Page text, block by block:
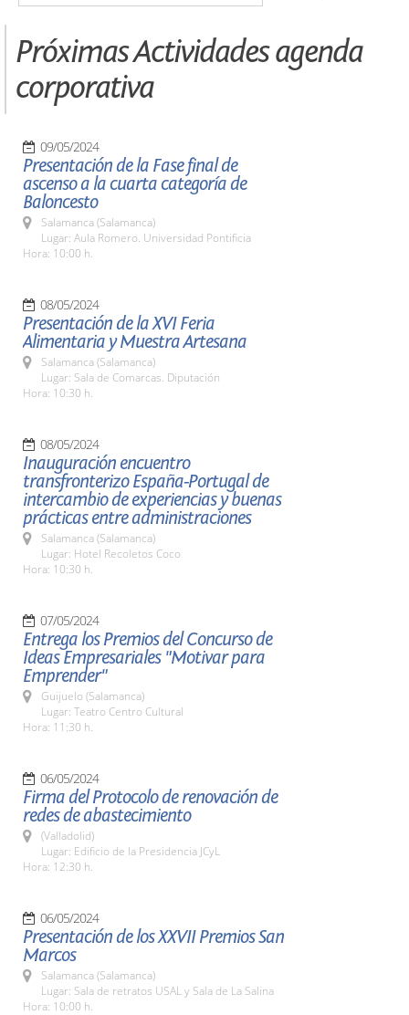
Próximas Actividades agenda
corporativa
09/05/2024
Presentación de la Fase final de
ascenso a la cuarta categoría de
Baloncesto
Salamanca (Salamanca)
Lugar: Aula Romero. Universidad Pontificia
Hora: 10:00 h.
08/05/2024
Presentación de la XVI Feria
Alimentaria y Muestra Artesana
Salamanca (Salamanca)
Lugar: Sala de Comarcas. Diputación
Hora: 10:30 h.
08/05/2024
Inauguración encuentro
transfronterizo España-Portugal de
intercambio de experiencias y buenas
prácticas entre administraciones
Salamanca (Salamanca)
Lugar: Hotel Recoletos Coco
Hora: 10:30 h.
07/05/2024
Entrega los Premios del Concurso de
Ideas Empresariales "Motivar para
Emprender"
Guijuelo (Salamanca)
Lugar: Teatro Centro Cultural
Hora: 11:30 h.
06/05/2024
Firma del Protocolo de renovación de
redes de abastecimiento
(Valladolid)
Lugar: Edificio de la Presidencia JCyL
Hora: 12:30 h.
06/05/2024
Presentación de los XXVII Premios San
Marcos
Salamanca (Salamanca)
Lugar: Sala de retratos USAL y Sala de La Salina
Hora: 10:00 h.